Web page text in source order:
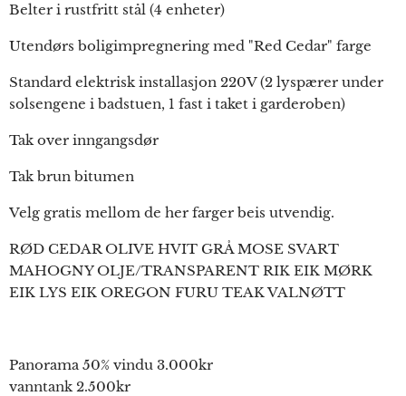
Belter i rustfritt stål (4 enheter)
Utendørs boligimpregnering med "Red Cedar" farge
Standard elektrisk installasjon 220V (2 lyspærer under
solsengene i badstuen, 1 fast i taket i garderoben)
Tak over inngangsdør
Tak brun bitumen
Velg gratis mellom de her farger beis utvendig.
RØD CEDAR OLIVE HVIT GRÅ MOSE SVART
MAHOGNY OLJE/TRANSPARENT RIK EIK MØRK
EIK LYS EIK OREGON FURU TEAK VALNØTT
Panorama 50% vindu 3.000kr
vanntank 2.500kr